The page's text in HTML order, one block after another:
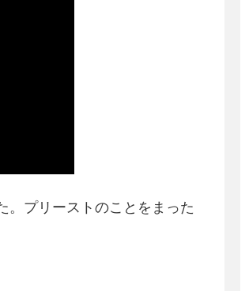
。プリーストのことをまった